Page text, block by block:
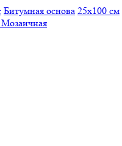
Битумная основа 25x100 см
Мозаичная